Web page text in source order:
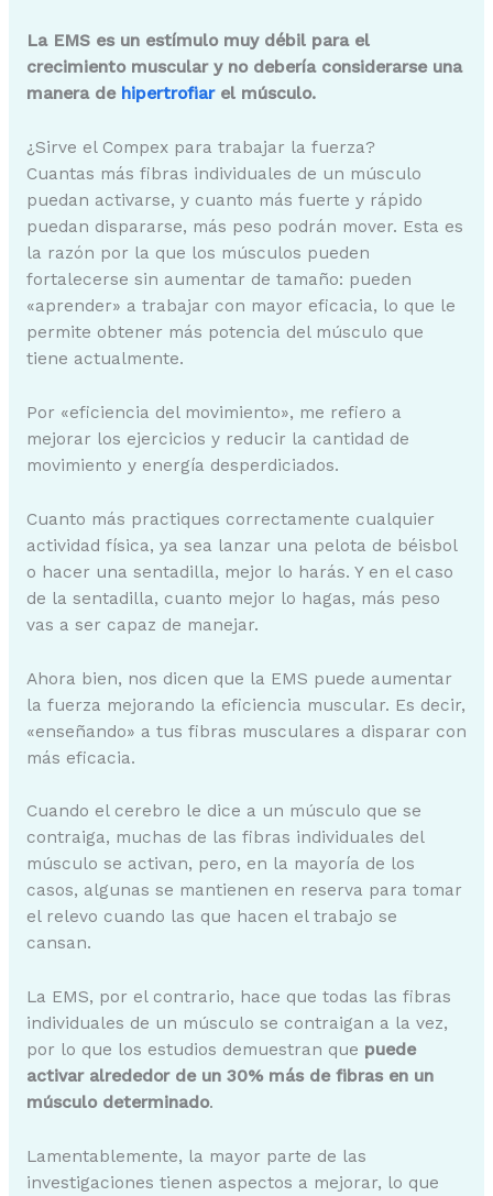
La EMS es un estímulo muy débil para el
crecimiento muscular y no debería considerarse una
manera de hipertrofiarel músculo.
¿Sirve el Compex para trabajar la fuerza?
Cuantas más fibras individuales de un músculo
puedan activarse, y cuanto más fuerte y rápido
puedan dispararse, más peso podrán mover. Esta es
la razón por la que los músculos pueden
fortalecerse sin aumentar de tamaño: pueden
«aprender» a trabajar con mayor eficacia, lo que le
permite obtener más potencia del músculo que
tiene actualmente.
Por «eficiencia del movimiento», me refiero a
mejorar los ejercicios y reducir la cantidad de
movimiento y energía desperdiciados.
Cuanto más practiques correctamente cualquier
actividad física, ya sea lanzar una pelota de béisbol
o hacer una sentadilla, mejor lo harás. Y en el caso
de la sentadilla, cuanto mejor lo hagas, más peso
vas a ser capaz de manejar.
Ahora bien, nos dicen que la EMS puede aumentar
la fuerza mejorando la eficiencia muscular. Es decir,
«enseñando» a tus fibras musculares a disparar con
más eficacia.
Cuando el cerebro le dice a un músculo que se
contraiga, muchas de las fibras individuales del
músculo se activan, pero, en la mayoría de los
casos, algunas se mantienen en reserva para tomar
el relevo cuando las que hacen el trabajo se
cansan.
La EMS, por el contrario, hace que todas las fibras
individuales de un músculo se contraigan a la vez,
por lo que los estudios demuestran que puede
activar alrededor de un 30% más de fibras en un
músculo determinado.
Lamentablemente, la mayor parte de las
investigaciones tienen aspectos a mejorar, lo que